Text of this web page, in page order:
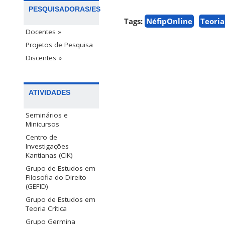
PESQUISADORAS/ES
Docentes »
Projetos de Pesquisa
Discentes »
ATIVIDADES
Seminários e
Minicursos
Centro de
Investigações
Kantianas (CIK)
Grupo de Estudos em
Filosofia do Direito
(GEFID)
Grupo de Estudos em
Teoria Crítica
Grupo Germina
Tags: NéfipOnline